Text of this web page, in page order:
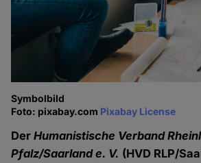
Symbolbild
Foto: pixabay.com Pixabay License
DerHumanistische Verband
Pfalz/Saarland e. V. (HVD RLP/